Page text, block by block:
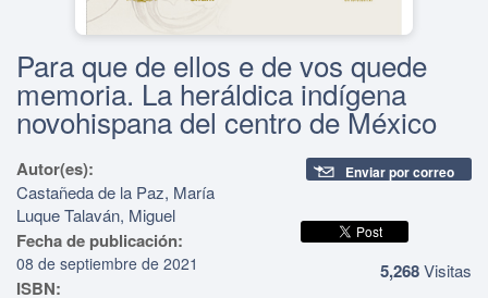
Para que de ellos e de vos quede
memoria. La heráldica indígena
novohispana del centro de México
Autor(es):
Castañeda de la Paz, María
Luque Talaván, Miguel
Fecha de publicación:
08 de septiembre de 2021
ISBN:
Enviar por correo
5,268Visitas